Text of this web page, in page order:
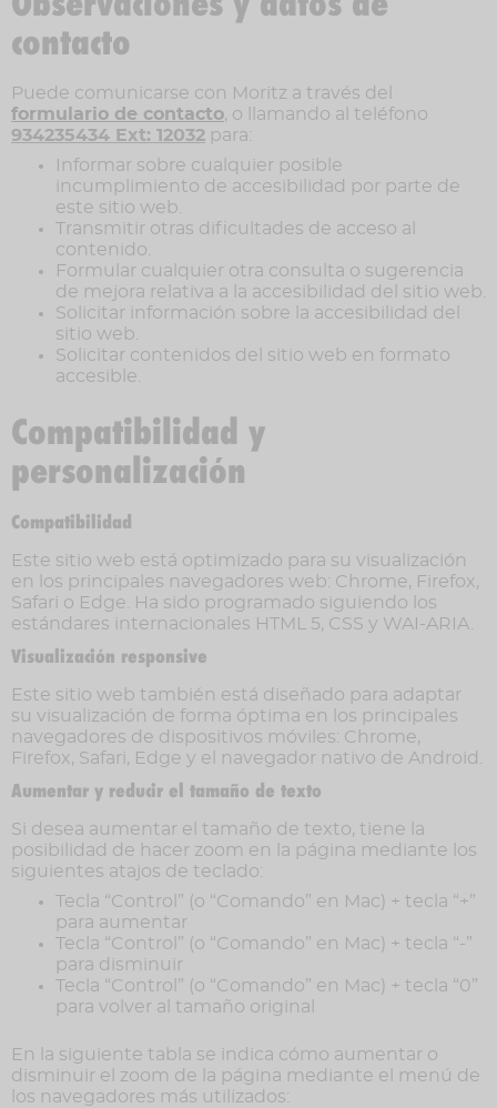
contacto
Puede comunicarse con Moritz a través del
formulario de contacto, o llamando al teléfono
934235434 Ext: 12032 para:
Informar sobre cualquier posible
incumplimiento de accesibilidad por parte de
este sitio web.
Transmitir otras dificultades de acceso al
contenido.
Formular cualquier otra consulta o sugerencia
de mejora relativa a la accesibilidad del sitio web.
Solicitar información sobre la accesibilidad del
sitio web.
Solicitar contenidos del sitio web en formato
accesible.
Compatibilidad y
personalización
Compatibilidad
Este sitio web está optimizado para su visualización
en los principales navegadores web: Chrome, Firefox,
Safari o Edge. Ha sido programado siguiendo los
estándares internacionales HTML 5, CSS y WAI-ARIA.
Visualización responsive
Este sitio web también está diseñado para adaptar
su visualización de forma óptima en los principales
navegadores de dispositivos móviles: Chrome,
Firefox, Safari, Edge y el navegador nativo de Android.
Aumentar y reducir el tamaño de texto
Si desea aumentar el tamaño de texto, tiene la
posibilidad de hacer zoom en la página mediante los
siguientes atajos de teclado:
Tecla “Control” (o “Comando” en Mac) + tecla “+”
para aumentar
Tecla “Control” (o “Comando” en Mac) + tecla “-”
para disminuir
Tecla “Control” (o “Comando” en Mac) + tecla “0”
para volver al tamaño original
En la siguiente tabla se indica cómo aumentar o
disminuir el zoom de la página mediante el menú de
los navegadores más utilizados: